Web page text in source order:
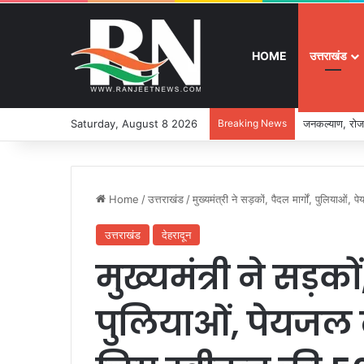
HOME उत्तराखंड
Saturday, August 8 2026 Breaking News जनकल्याण,
Home /उत्तराखंड /मुख्यमंत्री ने सड़कों, पैदल मार्गों, पुलियाओं,
उत्तराखंड देहरादून
मुख्यमंत्री ने
पुलियाओं, पेयजल